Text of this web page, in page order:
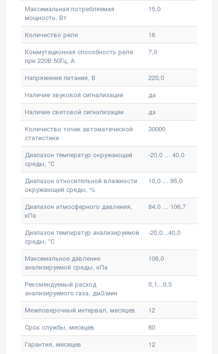
Максимальная потребляемая
мощность, Вт
15,0
Количество реле
16
Коммутационная способность реле
при 220В 50Гц, А
7,0
Напряжение питания, В
220,0
Наличие звуковой сигнализации
да
Наличие световой сигнализации
да
Количество точек автоматической
статистики
30000
Диапазон температур окружающей
среды, °С
-20,0 ... 40,0
Диапазон относительной влажности
окружающей среды, %
10,0 ... 95,0
Диапазон атмосферного давления,
кПа
84,0 ... 106,7
Диапазон температур анализируемой
среды, °С
-20,0...40,0
Максимальное давление
анализируемой среды, кПа
106,0
Рекомендуемый расход
анализируемого газа, дм3/мин
0,1...0,5
Межповерочный интервал, месяцев
12
Срок службы, месяцев
60
Гарантия, месяцев
12